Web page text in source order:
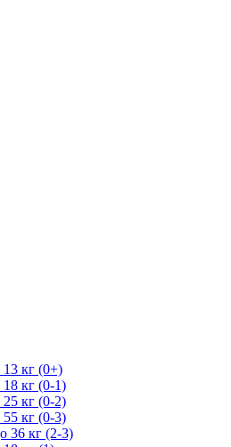
13 кг (0+)
18 кг (0-1)
25 кг (0-2)
55 кг (0-3)
36 кг (2-3)